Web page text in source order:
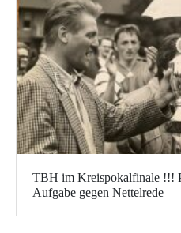
TBH im Kreispokalfinale !!!
Aufgabe gegen Nettelrede